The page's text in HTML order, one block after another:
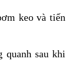
keo và tiến
quanh sau khi